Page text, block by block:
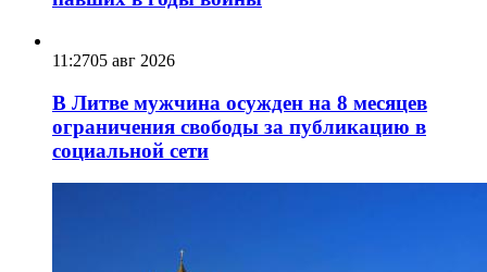
11:2705 авг 2026
В Литве мужчина осужден на 8 месяцев
ограничения свободы за публикацию в
социальной сети